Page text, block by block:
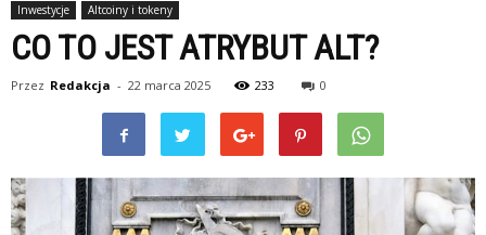
Inwestycje Altcoiny i tokeny
CO TO JEST ATRYBUT ALT?
Przez Redakcja - 22 marca 2025 233 0